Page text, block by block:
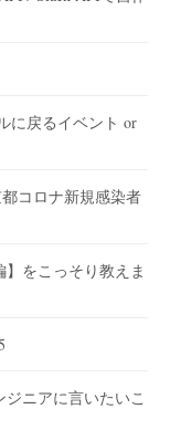
に戻るイベント or
都コロナ新規感染者
をこっそり教えま
ジニアに言いたいこ